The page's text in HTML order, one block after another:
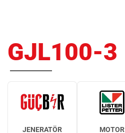
GJL100-3
JENERATÖR MOTOR